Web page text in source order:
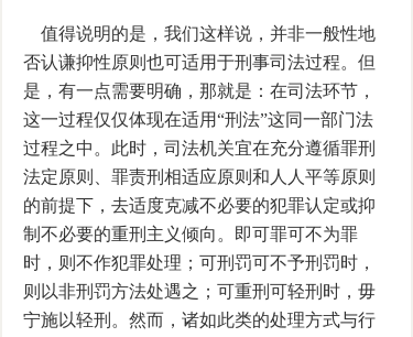
值得说明的是，我们这样说，并非一般性地
否认谦抑性原则也可适用于刑事司法过程。但
是，有一点需要明确，那就是：在司法环节，
这一过程仅仅体现在适用“刑法”这同一部门法
过程之中。此时，司法机关宜在充分遵循罪刑
法定原则、罪责刑相适应原则和人人平等原则
的前提下，去适度克减不必要的犯罪认定或抑
制不必要的重刑主义倾向。即可罪可不为罪
时，则不作犯罪处理；可刑罚可不予刑罚时，
则以非刑罚方法处遇之；可重刑可轻刑时，毋
宁施以轻刑。然而，诸如此类的处理方式与行